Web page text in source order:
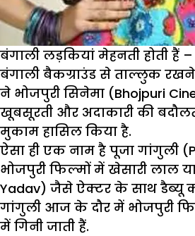
बंगाली लड़कियां मेहनती होती हैं
बंगाली बैकग्राउंड से ताल्लुक रखने
ने भोजपुरी सिनेमा (Bhojpuri
खूबसूरती और अदाकारी की
मुकाम हासिल किया है.
ऐसा ही एक नाम है पूजा गांगुली
भोजपुरी फिल्मों में खेसारी लाल
Yadav) जैसे ऐक्टर के साथ डैब्यू
गांगुली आज के दौर में भोजपुरी
में गिनी जाती हैं.